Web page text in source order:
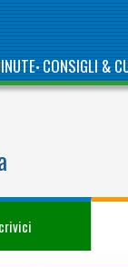
•CONSIGLI &